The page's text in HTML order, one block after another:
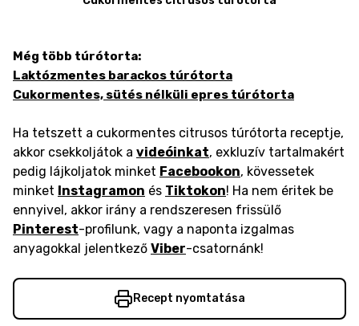
Még több túrótorta:
Laktózmentes barackos túrótorta
Cukormentes, sütés nélküli epres túrótorta
Ha tetszett a cukormentes citrusos túrótorta receptje,
akkor csekkoljátok a videóinkat, exkluzív tartalmakért
pedig lájkoljatok minket Facebookon, kövessetek
minket Instagramon és Tiktokon! Ha nem éritek be
ennyivel, akkor irány a rendszeresen frissülő
Pinterest-profilunk, vagy a naponta izgalmas
anyagokkal jelentkező Viber-csatornánk!
Recept nyomtatása